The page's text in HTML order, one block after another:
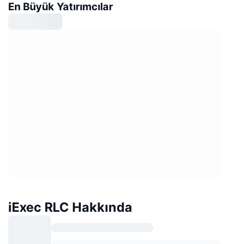
En Büyük Yatırımcılar
iExec RLC Hakkında